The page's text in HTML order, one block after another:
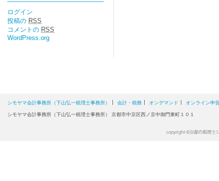
ログイン
投稿の RSS
コメントの RSS
WordPress.org
シモヤマ会計事務所（下山弘一税理士事務所） 会計・税務 オンデマンド オンライン申
シモヤマ会計事務所（下山弘一税理士事務所） 京都市中京区西ノ京中御門東町１０１